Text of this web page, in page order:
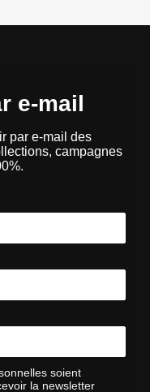
e-mail
par e-mail des
campagnes
soient
la newsletter